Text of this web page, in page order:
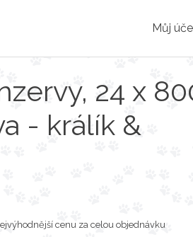
Můj
24 x
- králík &
cenu za celou objednávku